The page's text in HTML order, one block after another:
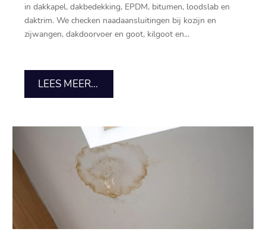
in dakkapel, dakbedekking, EPDM, bitumen, loodslab en
daktrim.​ We checken naadaansluitingen bij kozijn en
zijwangen, dakdoorvoer en goot, kilgoot en...
LEES MEER...